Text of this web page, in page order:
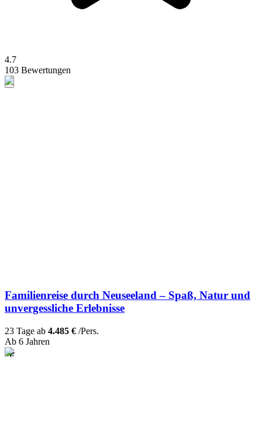
4.7
103 Bewertungen
Familienreise durch Neuseeland – Spaß, Natur und
unvergessliche Erlebnisse
23 Tage ab 4.485 € /Pers.
Ab 6 Jahren